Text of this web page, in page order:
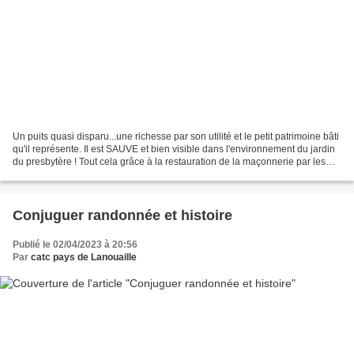
Un puits quasi disparu...une richesse par son utilité et le petit patrimoine bâti
qu'il représente. Il est SAUVE et bien visible dans l'environnement du jardin
du presbytère ! Tout cela grâce à la restauration de la maçonnerie par les
Conjuguer randonnée et histoire
Publié le 02/04/2023 à 20:56
Par catc pays de Lanouaille